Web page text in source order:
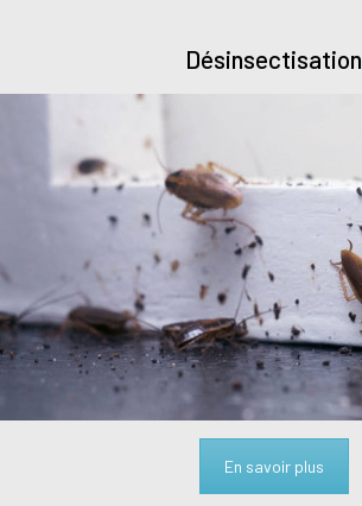
Désinsectisation
En savoir plus